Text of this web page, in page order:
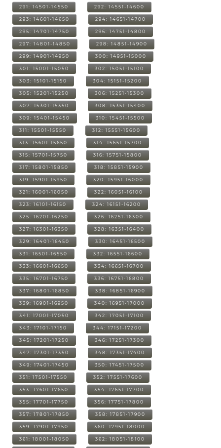
291: 14501-14550 292: 14551-14600
293: 14601-14650 294: 14651-14700
295: 14701-14750 296: 14751-14800
297: 14801-14850 298: 14851-14900
299: 14901-14950 300: 14951-15000
301: 15001-15050 302: 15051-15100
303: 15101-15150 304: 15151-15200
305: 15201-15250 306: 15251-15300
307: 15301-15350 308: 15351-15400
309: 15401-15450 310: 15451-15500
311: 15501-15550 312: 15551-15600
313: 15601-15650 314: 15651-15700
315: 15701-15750 316: 15751-15800
317: 15801-15850 318: 15851-15900
319: 15901-15950 320: 15951-16000
321: 16001-16050 322: 16051-16100
323: 16101-16150 324: 16151-16200
325: 16201-16250 326: 16251-16300
327: 16301-16350 328: 16351-16400
329: 16401-16450 330: 16451-16500
331: 16501-16550 332: 16551-16600
333: 16601-16650 334: 16651-16700
335: 16701-16750 336: 16751-16800
337: 16801-16850 338: 16851-16900
339: 16901-16950 340: 16951-17000
341: 17001-17050 342: 17051-17100
343: 17101-17150 344: 17151-17200
345: 17201-17250 346: 17251-17300
347: 17301-17350 348: 17351-17400
349: 17401-17450 350: 17451-17500
351: 17501-17550 352: 17551-17600
353: 17601-17650 354: 17651-17700
355: 17701-17750 356: 17751-17800
357: 17801-17850 358: 17851-17900
359: 17901-17950 360: 17951-18000
361: 18001-18050 362: 18051-18100